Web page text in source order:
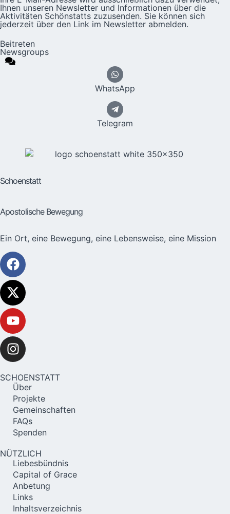
Ihnen unseren Newsletter und Informationen über die
Aktivitäten Schönstatts zuzusenden. Sie können sich
jederzeit über den Link im Newsletter abmelden.
Beitreten
Newsgroups
WhatsApp
Telegram
Schoenstatt
Apostolische Bewegung
Ein Ort, eine Bewegung, eine Lebensweise, eine Mission
SCHOENSTATT
Über
Projekte
Gemeinschaften
FAQs
Spenden
NÜTZLICH
Liebesbündnis
Capital of Grace
Anbetung
Links
Inhaltsverzeichnis